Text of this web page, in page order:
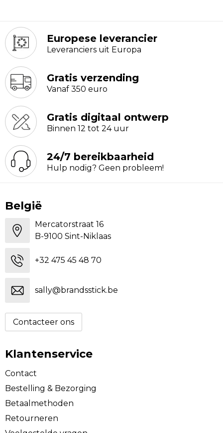
Europese leverancier
Leveranciers uit Europa
Gratis verzending
Vanaf 350 euro
Gratis digitaal ontwerp
Binnen 12 tot 24 uur
24/7 bereikbaarheid
Hulp nodig? Geen probleem!
België
Mercatorstraat 16
B-9100 Sint-Niklaas
+32 475 45 48 70
sally@brandsstick.be
Contacteer ons
Klantenservice
Contact
Bestelling & Bezorging
Betaalmethoden
Retourneren